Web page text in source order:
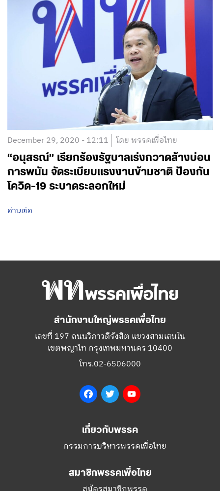
December 29, 2020 - 12:11 โดย พรรคเพื่อไทย
“อนุสรณ์” เรียกร้องรัฐบาลเร่งกวาดล้างบ่อน
การพนัน จัดระเบียบแรงงานข้ามชาติ ป้องกัน
โควิด-19 ระบาดระลอกใหม่
อ่านต่อ
สำนักงานใหญ่พรรคเพื่อไทย
เลขที่ 197 ถนนวิภาวดีรังสิต แขวงสามเสนใน
เขตพญาไท กรุงเทพมหานคร 10400
โทร.02-6506000
FacebookTwitter
เกี่ยวกับพรรค
กรรมการบริหารพรรคเพื่อไทย
สมาชิกพรรคเพื่อไทย